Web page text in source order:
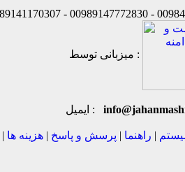
میزبانی توسط :
ایمیل :
| راهنما | پرسش و پاسخ | هزینه ها |